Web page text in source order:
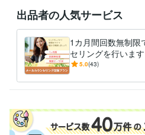
得意分野
悩み相談・カウンセリング メールカ
ご相談
カウンセリング
悩み相談・カウンセリング
家族支援
出品者の人気サービス
1カ月間回数無制限
セリングを行いま
のお悩み・家族の
5.0(43)